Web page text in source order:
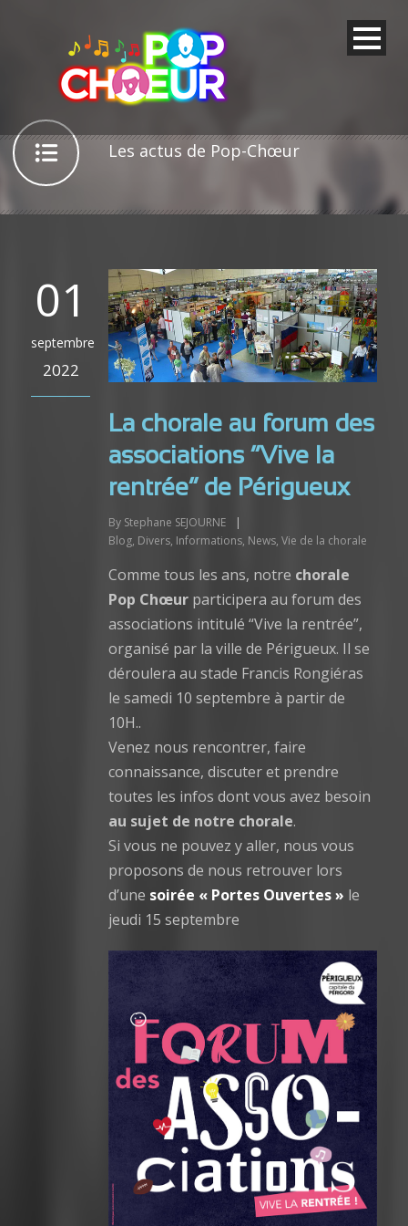
Les actus de Pop-Chœur
01
septembre
2022
La chorale au forum des
associations “Vive la
rentrée” de Périgueux
By Stephane SEJOURNE
|
Blog, Divers, Informations, News, Vie de la chorale
Comme tous les ans, notre chorale
Pop Chœur participera au forum des
associations intitulé “Vive la rentrée”,
organisé par la ville de Périgueux. Il se
déroulera au stade Francis Rongiéras
le samedi 10 septembre à partir de
10H..
Venez nous rencontrer, faire
connaissance, discuter et prendre
toutes les infos dont vous avez besoin
au sujet de notre chorale.
Si vous ne pouvez y aller, nous vous
proposons de nous retrouver lors
d’une soirée « Portes Ouvertes » le
jeudi 15 septembre